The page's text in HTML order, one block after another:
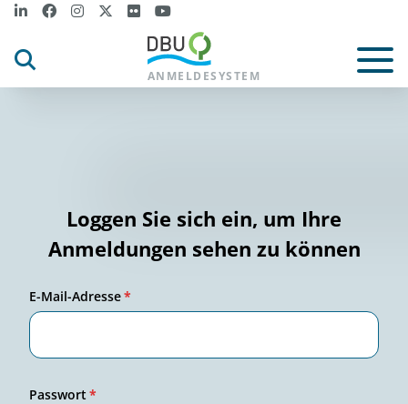
ANMELDESYSTEM
Loggen Sie sich ein, um Ihre
Anmeldungen sehen zu können
E-Mail-Adresse*
Passwort *